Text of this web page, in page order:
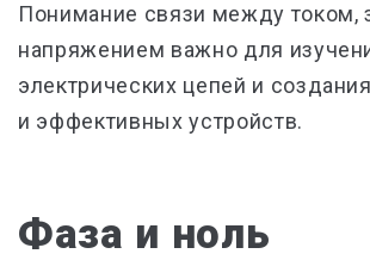
Понимание связи между током,
напряжением важно для
электрических цепей и
и эффективных устройств.
Фаза и ноль